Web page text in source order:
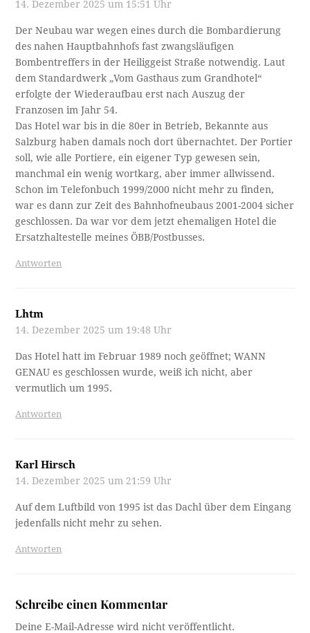
14. Dezember 2025 um 15:51 Uhr
Der Neubau war wegen eines durch die Bombardierung
des nahen Hauptbahnhofs fast zwangsläufigen
Bombentreffers in der Heiliggeist Straße notwendig. Laut
dem Standardwerk „Vom Gasthaus zum Grandhotel“
erfolgte der Wiederaufbau erst nach Auszug der
Franzosen im Jahr 54.
Das Hotel war bis in die 80er in Betrieb, Bekannte aus
Salzburg haben damals noch dort übernachtet. Der Portier
soll, wie alle Portiere, ein eigener Typ gewesen sein,
manchmal ein wenig wortkarg, aber immer allwissend.
Schon im Telefonbuch 1999/2000 nicht mehr zu finden,
war es dann zur Zeit des Bahnhofneubaus 2001-2004 sicher
geschlossen. Da war vor dem jetzt ehemaligen Hotel die
Ersatzhaltestelle meines ÖBB/Postbusses.
Antworten
Lhtm
14. Dezember 2025 um 19:48 Uhr
Das Hotel hatt im Februar 1989 noch geöffnet; WANN
GENAU es geschlossen wurde, weiß ich nicht, aber
vermutlich um 1995.
Antworten
Karl Hirsch
14. Dezember 2025 um 21:59 Uhr
Auf dem Luftbild von 1995 ist das Dachl über dem Eingang
jedenfalls nicht mehr zu sehen.
Antworten
Schreibe einen Kommentar
Deine E-Mail-Adresse wird nicht veröffentlicht.